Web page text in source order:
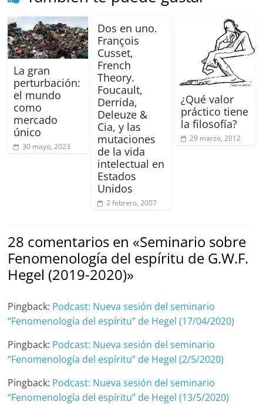
La gran
perturbación:
el mundo
como
mercado
único
30 mayo, 2023
Dos en uno.
François
Cusset,
French
Theory.
Foucault,
Derrida,
Deleuze &
Cia, y las
mutaciones
de la vida
intelectual en
Estados
Unidos
2 febrero, 2007
¿Qué valor
práctico tiene
la filosofía?
29 marzo, 2012
28 comentarios en «Seminario sobre
Fenomenología del espíritu de G.W.F.
Hegel (2019-2020)»
Pingback: Podcast: Nueva sesión del seminario
“Fenomenología del espíritu” de Hegel (17/04/2020)
Pingback: Podcast: Nueva sesión del seminario
“Fenomenología del espíritu” de Hegel (2/5/2020)
Pingback: Podcast: Nueva sesión del seminario
“Fenomenología del espíritu” de Hegel (13/5/2020)